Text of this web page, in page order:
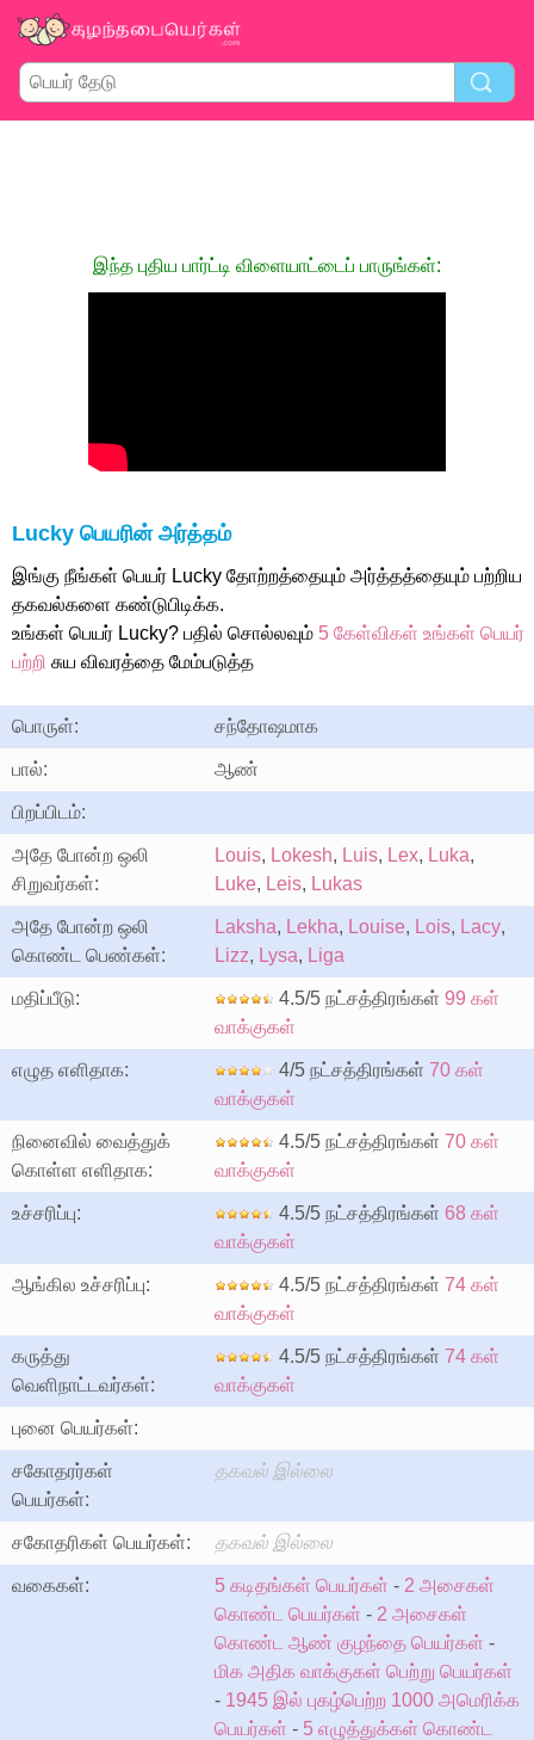
இந்த புதிய பார்ட்டி விளையாட்டைப் பாருங்கள்:
Lucky பெயரின் அர்த்தம்
இங்கு நீங்கள் பெயர் Lucky தோற்றத்தையும் அர்த்தத்தையும் பற்றிய
தகவல்களை கண்டுபிடிக்க.
உங்கள் பெயர் Lucky? பதில் சொல்லவும் 5 கேள்விகள் உங்கள் பெயர்
பற்றி சுய விவரத்தை மேம்படுத்த
பொருள்: சந்தோஷமாக
பால்: ஆண்
பிறப்பிடம்:
அதே போன்ற ஒலி
சிறுவர்கள்:
Louis, Lokesh, Luis, Lex, Luka,
Luke, Leis, Lukas
அதே போன்ற ஒலி
கொண்ட பெண்கள்:
Laksha, Lekha, Louise, Lois, Lacy,
Lizz, Lysa, Liga
மதிப்பீடு: 4.5/5 நட்சத்திரங்கள் 99 கள்
வாக்குகள்
எழுத எளிதாக: 4/5 நட்சத்திரங்கள் 70 கள்
வாக்குகள்
நினைவில் வைத்துக்
கொள்ள எளிதாக:
4.5/5 நட்சத்திரங்கள் 70 கள்
வாக்குகள்
உச்சரிப்பு: 4.5/5 நட்சத்திரங்கள் 68 கள்
வாக்குகள்
ஆங்கில உச்சரிப்பு: 4.5/5 நட்சத்திரங்கள் 74 கள்
வாக்குகள்
கருத்து
வெளிநாட்டவர்கள்:
4.5/5 நட்சத்திரங்கள் 74 கள்
வாக்குகள்
புனை பெயர்கள்:
சகோதரர்கள்
பெயர்கள்:
தகவல் இல்லை
சகோதரிகள் பெயர்கள்: தகவல் இல்லை
வகைகள்: 5 கடிதங்கள் பெயர்கள் - 2 அசைகள்
கொண்ட பெயர்கள் - 2 அசைகள்
கொண்ட ஆண் குழந்தை பெயர்கள் -
மிக அதிக வாக்குகள் பெற்று பெயர்கள்
- 1945 இல் புகழ்பெற்ற 1000 அமெரிக்க
பெயர்கள் - 5 எழுத்துக்கள் கொண்ட